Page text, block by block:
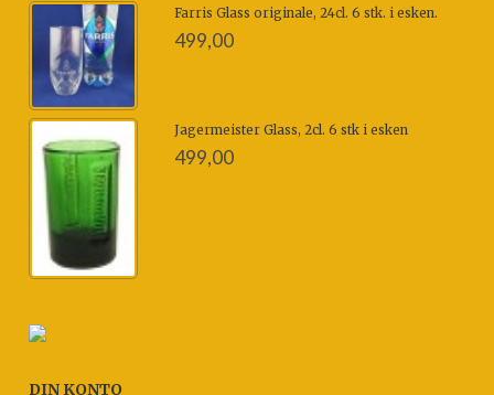
Farris Glass originale, 24cl. 6 stk. i esken.
499,00
Jagermeister Glass, 2cl. 6 stk i esken
499,00
DIN KONTO